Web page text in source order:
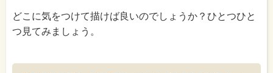
どこに気をつけて描けば良いのでしょうか？ひとつひと
つ見てみましょう。